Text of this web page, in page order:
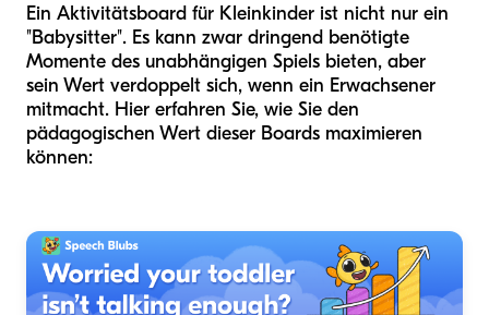
Ein Aktivitätsboard für Kleinkinder ist nicht nur ein
"Babysitter". Es kann zwar dringend benötigte
Momente des unabhängigen Spiels bieten, aber
sein Wert verdoppelt sich, wenn ein Erwachsener
mitmacht. Hier erfahren Sie, wie Sie den
pädagogischen Wert dieser Boards maximieren
können: